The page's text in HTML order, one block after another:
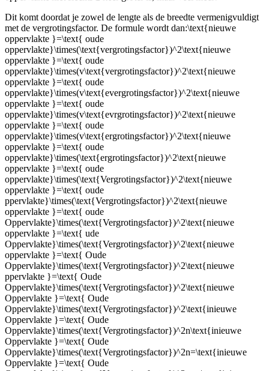
Dit komt doordat je zowel de lengte als de breedte vermenigvuldigt
met de vergrotingsfactor. De formule wordt dan:\text{nieuwe
oppervlakte }=\text{ oude
oppervlakte}\times(\text{vergrotingsfactor})^2\text{nieuwe
oppervlakte }=\text{ oude
oppervlakte}\times(v\text{vergrotingsfactor})^2\text{nieuwe
oppervlakte }=\text{ oude
oppervlakte}\times(v\text{evergrotingsfactor})^2\text{nieuwe
oppervlakte }=\text{ oude
oppervlakte}\times(v\text{evrgrotingsfactor})^2\text{nieuwe
oppervlakte }=\text{ oude
oppervlakte}\times(v\text{ergrotingsfactor})^2\text{nieuwe
oppervlakte }=\text{ oude
oppervlakte}\times(\text{ergrotingsfactor})^2\text{nieuwe
oppervlakte }=\text{ oude
oppervlakte}\times(\text{Vergrotingsfactor})^2\text{nieuwe
oppervlakte }=\text{ oude
ppervlakte}\times(\text{Vergrotingsfactor})^2\text{nieuwe
oppervlakte }=\text{ oude
Oppervlakte}\times(\text{Vergrotingsfactor})^2\text{nieuwe
oppervlakte }=\text{ ude
Oppervlakte}\times(\text{Vergrotingsfactor})^2\text{nieuwe
oppervlakte }=\text{ Oude
Oppervlakte}\times(\text{Vergrotingsfactor})^2\text{nieuwe
ppervlakte }=\text{ Oude
Oppervlakte}\times(\text{Vergrotingsfactor})^2\text{nieuwe
Oppervlakte }=\text{ Oude
Oppervlakte}\times(\text{Vergrotingsfactor})^2\text{inieuwe
Oppervlakte }=\text{ Oude
Oppervlakte}\times(\text{Vergrotingsfactor})^2n\text{inieuwe
Oppervlakte }=\text{ Oude
Oppervlakte}\times(\text{Vergrotingsfactor})^2n=\text{inieuwe
Oppervlakte }=\text{ Oude